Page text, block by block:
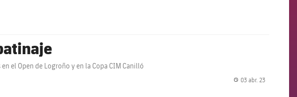
el Open de Logroño y en la Copa CIM Canilló
03 abr. 23